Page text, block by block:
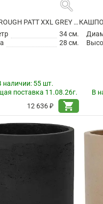
search
КАШПО ROUGH PATT XXL GREY WASHED
34 см.
28 см.
наличии: 55 шт.
поставка 11.08.26г.
12 636 ₽
shopping_cart
В